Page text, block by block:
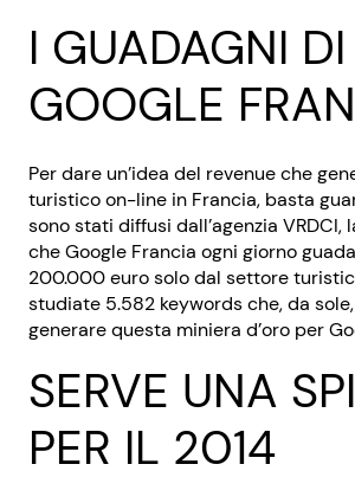
I GUADAGNI DI
GOOGLE
Per dare un’idea del revenue che
turistico on-line in Francia, basta
sono stati diffusi dall’agenzia VRDCI,
che Google Francia ogni giorno
200.000 euro solo dal settore
studiate 5.582 keywords che, da
generare questa miniera d’oro per
SERVE UNA
PER IL 2014